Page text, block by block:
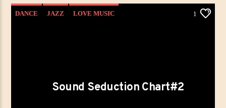
DANCE JAZZ LOVE MUSIC 1
Sound Seduction Chart#2